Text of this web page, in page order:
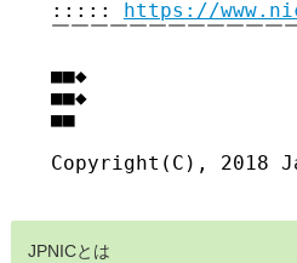
::::: https://
￣￣￣￣￣￣￣￣￣￣￣￣
■■◆
■■◆
■■
Copyright(C), 2018
JPNICとは